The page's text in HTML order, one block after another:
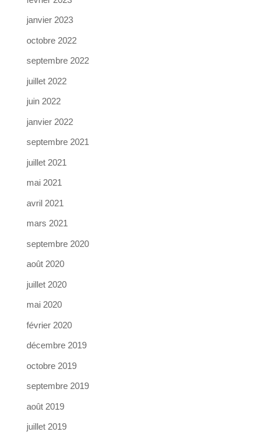
janvier 2023
octobre 2022
septembre 2022
juillet 2022
juin 2022
janvier 2022
septembre 2021
juillet 2021
mai 2021
avril 2021
mars 2021
septembre 2020
août 2020
juillet 2020
mai 2020
février 2020
décembre 2019
octobre 2019
septembre 2019
août 2019
juillet 2019